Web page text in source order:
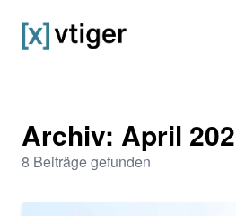
vtiger CRM
Archiv: April
8 Beiträge gefunden